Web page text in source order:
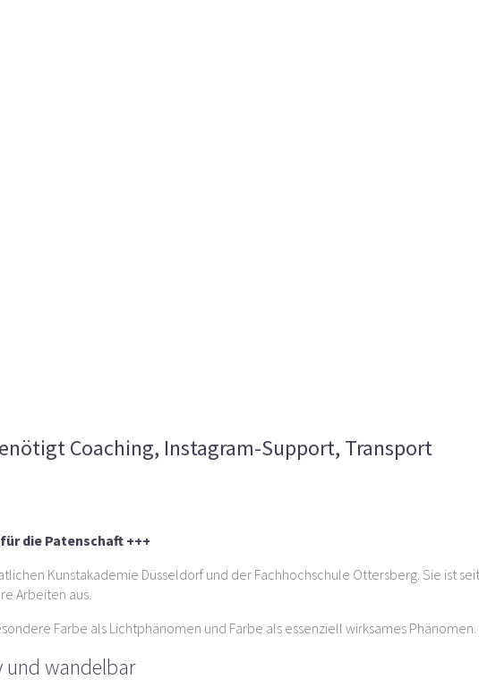
Coaching, Instagram-Support, Transport
die Patenschaft +++
Kunstakademie Düsseldorf und der Fachhochschule Ottersberg. Sie ist
Arbeiten aus.
Farbe als Lichtphänomen und Farbe als essenziell wirksames Phänomen.
und wandelbar